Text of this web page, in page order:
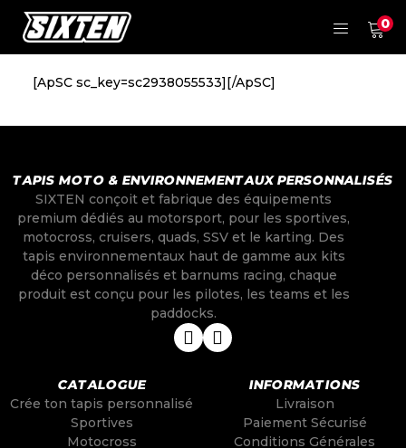
0
[ApSC sc_key=sc2938055533][/ApSC]
TAPIS MOTO & ENVIRONNEMENTAUX PERSONNALISÉS
SIXTEN conçoit et fabrique des équipements
premium dédiés au motorsport, pour les sportives,
motocross, cruisers, quads, SSV et le karting. Des
tapis environnementaux haut de gamme aux kits
déco personnalisés et barnums racing, chaque
produit est conçu pour les pilotes, les teams et les
paddocks.
CATALOGUE
Crée ton tapis personnalisé
Sportives
Motocross
INFORMATIONS
Livraison
Paiement Sécurisé
Conditions Générales